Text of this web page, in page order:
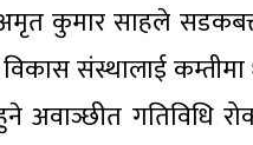
कुमार साहले
संस्थालाई
अवाञ्छीत गतिविधि